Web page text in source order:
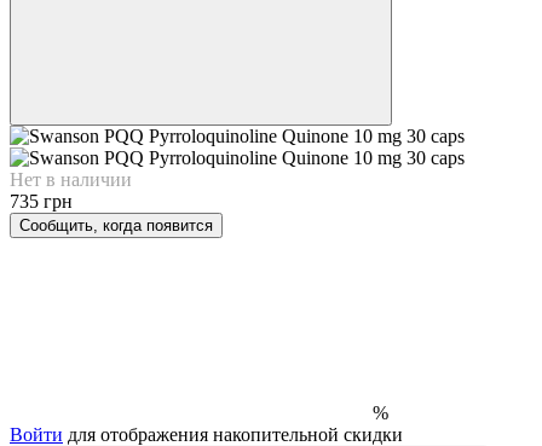
Нет в наличии
735 грн
Сообщить, когда появится
%
Войти для отображения накопительной скидки